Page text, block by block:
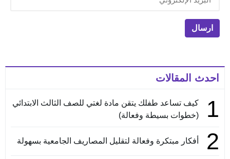
احدث المقالات
1
كيف تساعد طفلك يتقن مادة لغتي للصف الثالث الابتدائي
(خطوات بسيطة وفعالة)
2 أفكار مبتكرة وفعالة لتقليل المصاريف الجامعية بسهولة